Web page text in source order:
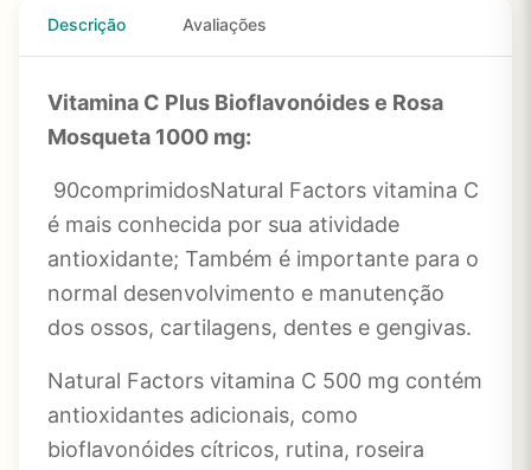
Descrição Avaliações
Vitamina C Plus Bioflavonóides e Rosa
Mosqueta 1000 mg:
90comprimidosNatural Factors vitamina C
é mais conhecida por sua atividade
antioxidante; Também é importante para o
normal desenvolvimento e manutenção
dos ossos, cartilagens, dentes e gengivas.
Natural Factors vitamina C 500 mg contém
antioxidantes adicionais, como
bioflavonóides cítricos, rutina, roseira